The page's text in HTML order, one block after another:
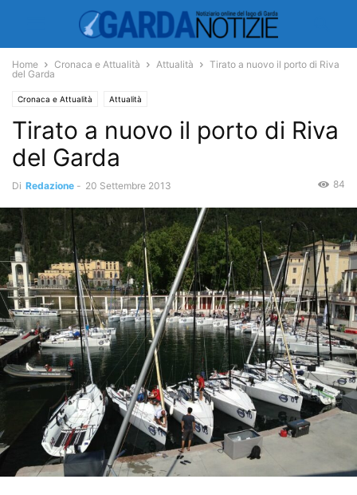
Home Cronaca e Attualità Attualità
Tirato a nuovo il porto di Riva
del Garda
Cronaca e Attualità Attualità
Tirato a nuovo il porto di Riva
del Garda
Di Redazione - 20 Settembre 2013 84